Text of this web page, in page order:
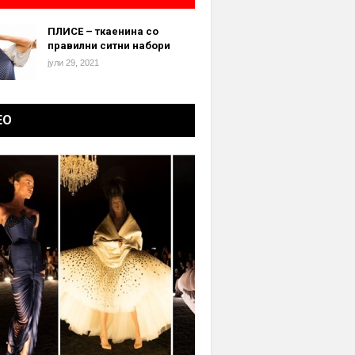
ПЛИСЕ – ткаенина со
правилни ситни набори
јули 29, 2021